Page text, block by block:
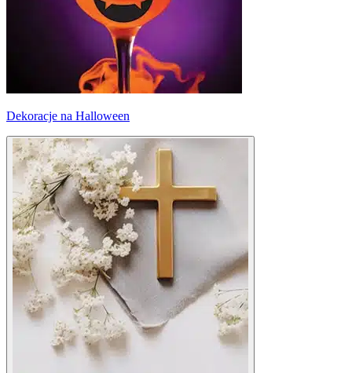
Dekoracje na Halloween